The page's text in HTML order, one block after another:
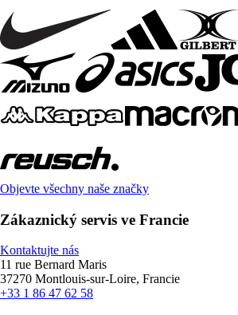
Objevte všechny naše značky
Zákaznický servis ve Francie
Kontaktujte nás
11 rue Bernard Maris
37270 Montlouis-sur-Loire, Francie
+33 1 86 47 62 58